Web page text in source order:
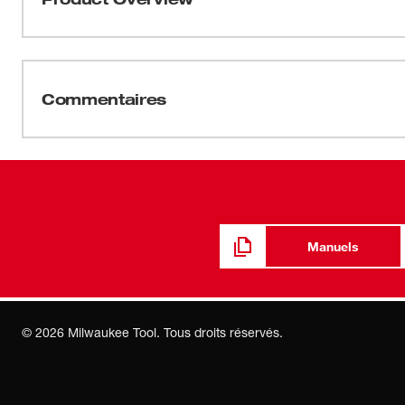
plus longue que les perceuses avec moteur à balais. Le
MD
alimentation plus efficace avec moins de voyages au
longueur et ne pesant que 3,7 lb (avec la batterie),
exigus. Cette perceuse à percussion compacte
450 ou 0-1 800 tr/min pour une large gamme
d’engrenage entièrement métallique et un mandrin en
Commentaires
Manuels
© 2026 Milwaukee Tool. Tous droits réservés.